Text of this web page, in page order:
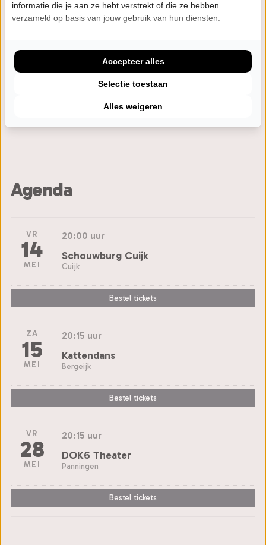
verhalen en het leven van Johnny Cash wat zich
voor je ogen afspeelt.
De avond begint in Memphis, in de Sun Studios, je
wordt meegenomen door de jaren, gevangenissen
en het verhaal van Johnny Cash slaan geen
Agenda
VR
14
MEI
20:00 uur
Schouwburg Cuijk
Cuijk
Bestel tickets
ZA
15
MEI
20:15 uur
Kattendans
Bergeijk
Bestel tickets
VR
28
MEI
20:15 uur
DOK6 Theater
Panningen
Bestel tickets
informatie die je aan ze hebt verstrekt of die ze hebben
verzameld op basis van jouw gebruik van hun diensten.
Alles weigeren
Selectie toestaan
Accepteer alles